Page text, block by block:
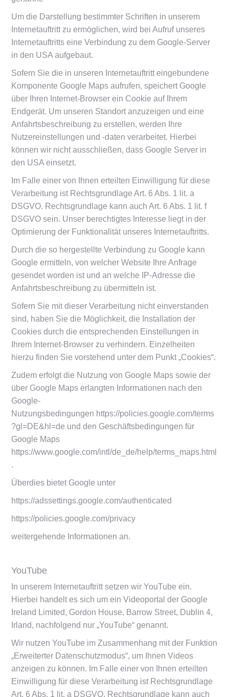
Um die Darstellung bestimmter Schriften in unserem
Internetauftritt zu ermöglichen, wird bei Aufruf unseres
Internetauftritts eine Verbindung zu dem Google-Server
in den USA aufgebaut.
Sofern Sie die in unseren Internetauftritt eingebundene
Komponente Google Maps aufrufen, speichert Google
über Ihren Internet-Browser ein Cookie auf Ihrem
Endgerät. Um unseren Standort anzuzeigen und eine
Anfahrtsbeschreibung zu erstellen, werden Ihre
Nutzereinstellungen und -daten verarbeitet. Hierbei
können wir nicht ausschließen, dass Google Server in
den USA einsetzt.
Im Falle einer von Ihnen erteilten Einwilligung für diese
Verarbeitung ist Rechtsgrundlage Art. 6 Abs. 1 lit. a
DSGVO. Rechtsgrundlage kann auch Art. 6 Abs. 1 lit. f
DSGVO sein. Unser berechtigtes Interesse liegt in der
Optimierung der Funktionalität unseres Internetauftritts.
Durch die so hergestellte Verbindung zu Google kann
Google ermitteln, von welcher Website Ihre Anfrage
gesendet worden ist und an welche IP-Adresse die
Anfahrtsbeschreibung zu übermitteln ist.
Sofern Sie mit dieser Verarbeitung nicht einverstanden
sind, haben Sie die Möglichkeit, die Installation der
Cookies durch die entsprechenden Einstellungen in
Ihrem Internet-Browser zu verhindern. Einzelheiten
hierzu finden Sie vorstehend unter dem Punkt „Cookies“.
Zudem erfolgt die Nutzung von Google Maps sowie der
über Google Maps erlangten Informationen nach den
Google-
Nutzungsbedingungen https://policies.google.com/terms
?gl=DE&hl=de und den Geschäftsbedingungen für
Google Maps
https://www.google.com/intl/de_de/help/terms_maps.html
.
Überdies bietet Google unter
https://adssettings.google.com/authenticated
https://policies.google.com/privacy
weitergehende Informationen an.
YouTube
In unserem Internetauftritt setzen wir YouTube ein.
Hierbei handelt es sich um ein Videoportal der Google
Ireland Limited, Gordon House, Barrow Street, Dublin 4,
Irland, nachfolgend nur „YouTube“ genannt.
Wir nutzen YouTube im Zusammenhang mit der Funktion
„Erweiterter Datenschutzmodus“, um Ihnen Videos
anzeigen zu können. Im Falle einer von Ihnen erteilten
Einwilligung für diese Verarbeitung ist Rechtsgrundlage
Art. 6 Abs. 1 lit. a DSGVO. Rechtsgrundlage kann auch